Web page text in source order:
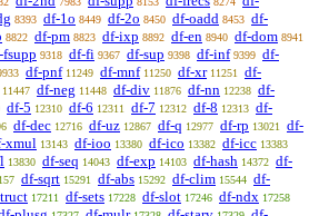
8393 df-1o 8449 df-2o 8450 df-oadd 8453 df-
8822 df-pm 8823 df-ixp 8892 df-en 8940 df-dom 8941
9318 df-fi 9367 df-sup 9398 df-inf 9399 df-
df-pnf 11249 df-mnf 11250 df-xr 11251
df-
11447 df-neg 11448 df-div 11876 df-nn 12238 df-
df-5 12310 df-6 12311 df-7 12312 df-8 12313 df-
df-dec 12716 df-uz 12867 df-q 12977 df-rp 13021
df-
xmul 13143 df-ioo 13380 df-ico 13382 df-icc 13383
13830 df-seq 14043 df-exp 14103 df-hash 14372 df-
df-sqrt 15291 df-abs 15292 df-clim 15544 df-
17211 df-sets 17228 df-slot 17246 df-ndx 17258